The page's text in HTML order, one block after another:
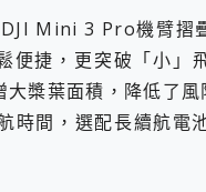
Mini 3 Pro機臂摺
便捷，更突破「小」
槳葉面積，降低了
時間，選配長續航電